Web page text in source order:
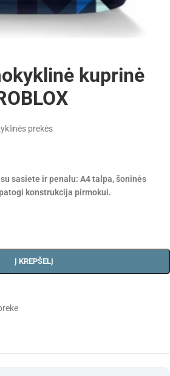
kuprinė
prekės
sasiete ir penalu: A4 talpa, šoninės
konstrukcija pirmokui.
Į KREPŠELĮ